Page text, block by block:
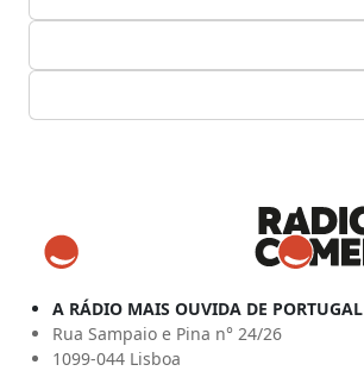
A RÁDIO MAIS OUVIDA DE PORTUGAL
Rua Sampaio e Pina n° 24/26
1099-044 Lisboa